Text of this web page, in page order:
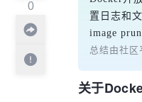
0
置日志和
总结由社
关于